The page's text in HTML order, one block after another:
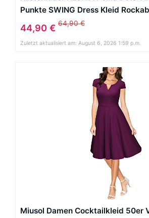
Punkte SWING Dress Kleid
44,90 € 64,90 €
Zuletzt aktualisiert am: August 6, 2026 1:59 p.m.
Miusol Damen Cocktailkleid 50er